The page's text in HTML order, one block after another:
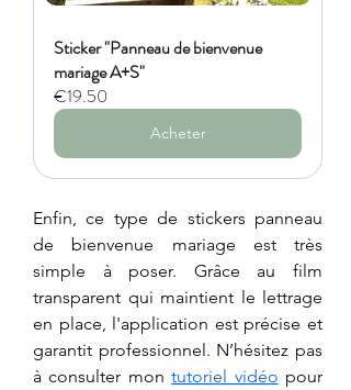
Sticker "Panneau de bienvenue
mariage A+S"
€19.50
Acheter
Enfin, ce type de stickers panneau
de bienvenue mariage est très
simple à poser. Grâce au film
transparent qui maintient le lettrage
en place, l'application est précise et
garantit professionnel. N’hésitez pas
à consulter mon tutoriel vidéo pour